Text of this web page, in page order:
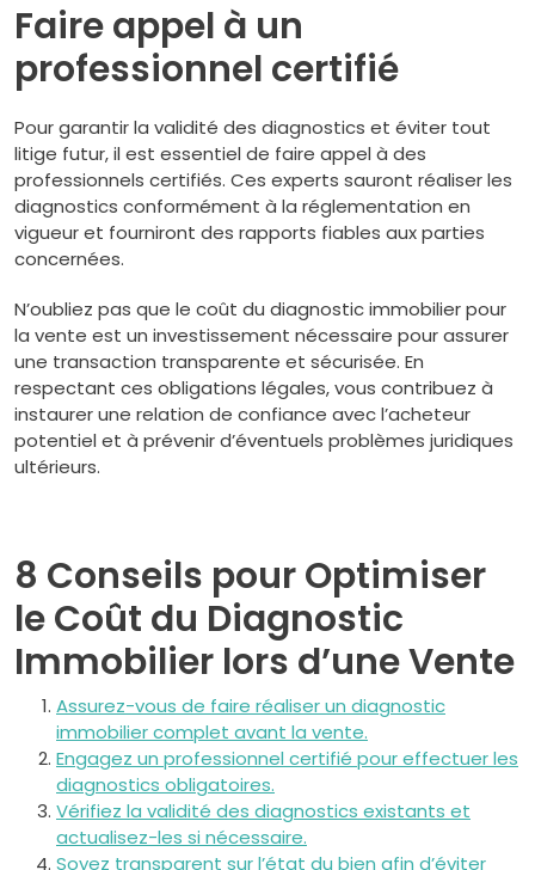
Faire appel à un
professionnel certifié
Pour garantir la validité des diagnostics et éviter tout
litige futur, il est essentiel de faire appel à des
professionnels certifiés. Ces experts sauront réaliser les
diagnostics conformément à la réglementation en
vigueur et fourniront des rapports fiables aux parties
concernées.
N’oubliez pas que le coût du diagnostic immobilier pour
la vente est un investissement nécessaire pour assurer
une transaction transparente et sécurisée. En
respectant ces obligations légales, vous contribuez à
instaurer une relation de confiance avec l’acheteur
potentiel et à prévenir d’éventuels problèmes juridiques
ultérieurs.
8 Conseils pour Optimiser
le Coût du Diagnostic
Immobilier lors d’une Vente
Assurez-vous de faire réaliser un diagnostic
immobilier complet avant la vente.
Engagez un professionnel certifié pour effectuer les
diagnostics obligatoires.
Vérifiez la validité des diagnostics existants et
actualisez-les si nécessaire.
Soyez transparent sur l’état du bien afin d’éviter